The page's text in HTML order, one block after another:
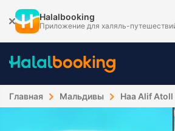
Halalbooking
Приложение для халяль-
Главная Мальдивы Haa Alif Atoll